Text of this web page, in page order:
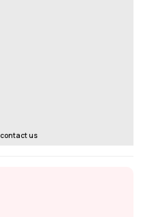
contact us